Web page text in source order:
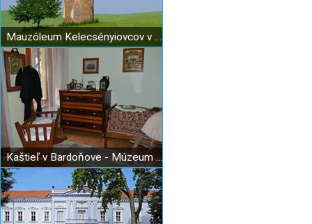
Mauzóleum Kelecsényiovcov v Bardoňove
Kaštieľ v Bardoňove - Múzeum a ľudová izba